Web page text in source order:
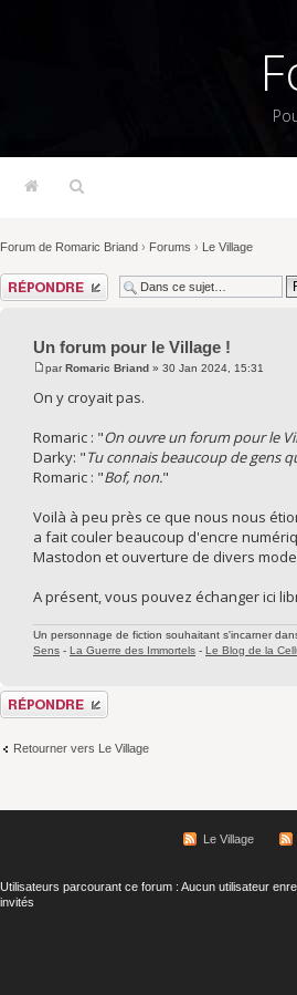
Forum de Romaric Briand › Forums › Le Village
Répondre
Un forum pour le Village !
parRomaric Briand » 30 Jan 2024, 15:31
On y croyait pas.
Romaric : "On ouvre un forum pour le
Darky: "Tu connais beaucoup de gens
Romaric : "Bof, non."
Voilà à peu près ce que nous nous
a fait couler beaucoup d'encre
Mastodon et ouverture de divers
A présent, vous pouvez échanger ici
Un personnage de fiction souhaitant s'incarner
Sens - La Guerre des Immortels - Le Blog de la
Répondre
Retourner vers Le Village
Le Village
Utilisateurs parcourant ce forum : Aucun utilisateur
invités